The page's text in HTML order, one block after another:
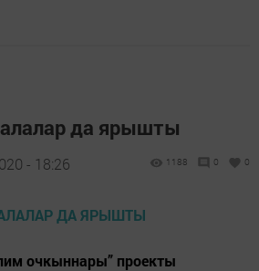
да ярышты
- 18:26 1188 0 0
очкыннары” проекты